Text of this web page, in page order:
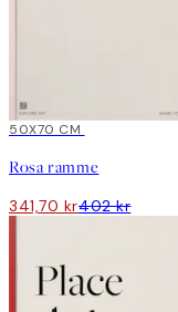
15%*
50X70 CM
Rosa ramme
341,70 kr402 kr